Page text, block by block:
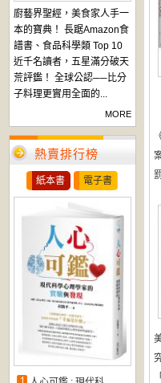
廚藝界聖經，美食家人手一
本的寶典！ 長踞Amazon食
譜書、食品科學類 Top 10
近千名讀者，五星滿分破天
荒評鑑！ 全球公認──比分
子料理更實用全面的...
MORE
熱賣排行榜
紙本書 電子書